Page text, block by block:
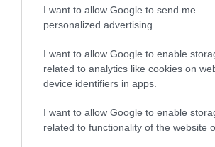
I want to allow Google to send me
personalized advertising.
I want to allow Google to enable
related to analytics like cookies on
device identifiers in apps.
I want to allow Google to enable
related to functionality of the website
«Οι εντελώς αθώοι»: Η ανάρτηση
τα ζώα που χάθηκαν στις